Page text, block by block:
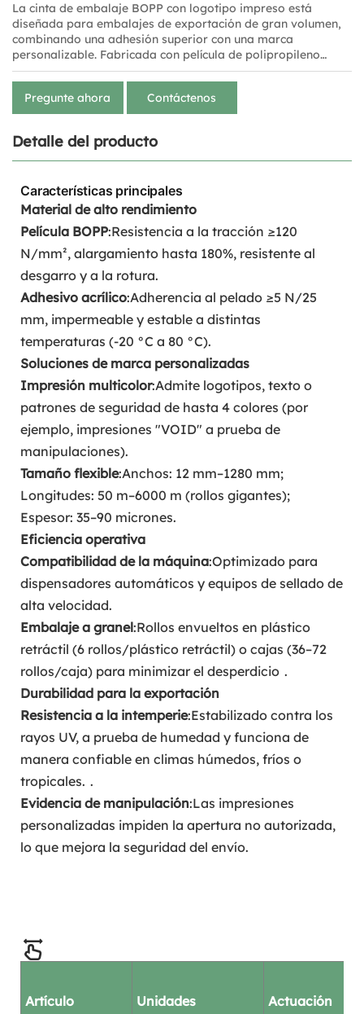
La cinta de embalaje BOPP con logotipo impreso está
diseñada para embalajes de exportación de gran volumen,
combinando una adhesión superior con una marca
personalizable. Fabricada con película de polipropileno
biorientado (BOPP) y adhesivo acrílico, esta cinta garantiza
un sellado seguro en diversas condiciones climáticas, a la
vez que promueve la visibilidad de la marca. Ideal para
logística, comercio electrónico y embalaje industrial, ofrece
rentabilidad y fiabilidad para las cadenas de suministro
globales.
Pregunte ahora Contáctenos
Detalle del producto
Características principales
Material de alto rendimiento
Película BOPP:Resistencia a la tracción ≥120
N/mm², alargamiento hasta 180%, resistente al
desgarro y a la rotura.
Adhesivo acrílico:Adherencia al pelado ≥5 N/25
mm, impermeable y estable a distintas
temperaturas (-20 °C a 80 °C).
Soluciones de marca personalizadas
Impresión multicolor:Admite logotipos, texto o
patrones de seguridad de hasta 4 colores (por
ejemplo, impresiones "VOID" a prueba de
manipulaciones).
Tamaño flexible:Anchos: 12 mm–1280 mm;
Longitudes: 50 m–6000 m (rollos gigantes);
Espesor: 35–90 micrones.
Eficiencia operativa
Compatibilidad de la máquina:Optimizado para
dispensadores automáticos y equipos de sellado de
alta velocidad.
Embalaje a granel:Rollos envueltos en plástico
retráctil (6 rollos/plástico retráctil) o cajas (36–72
rollos/caja) para minimizar el desperdicio .
Durabilidad para la exportación
Resistencia a la intemperie:Estabilizado contra los
rayos UV, a prueba de humedad y funciona de
manera confiable en climas húmedos, fríos o
tropicales. .
Evidencia de manipulación:Las impresiones
personalizadas impiden la apertura no autorizada,
lo que mejora la seguridad del envío.
Artículo Unidades Actuación